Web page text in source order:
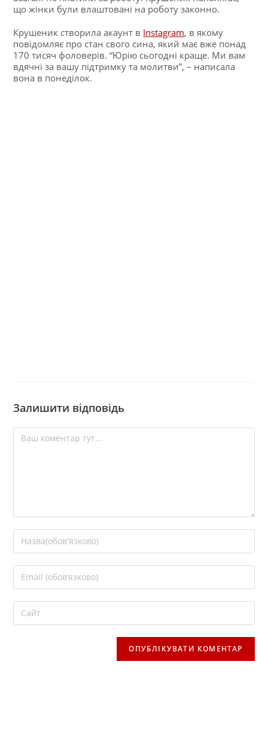
що жінки були влаштовані на роботу законно.
Крушеник створила акаунт в Instagram, в якому
повідомляє про стан свого сина, який має вже понад
170 тисяч фоловерів. “Юрію сьогодні краще. Ми вам
вдячні за вашу підтримку та молитви”, – написала
вона в понеділок.
Залишити відповідь